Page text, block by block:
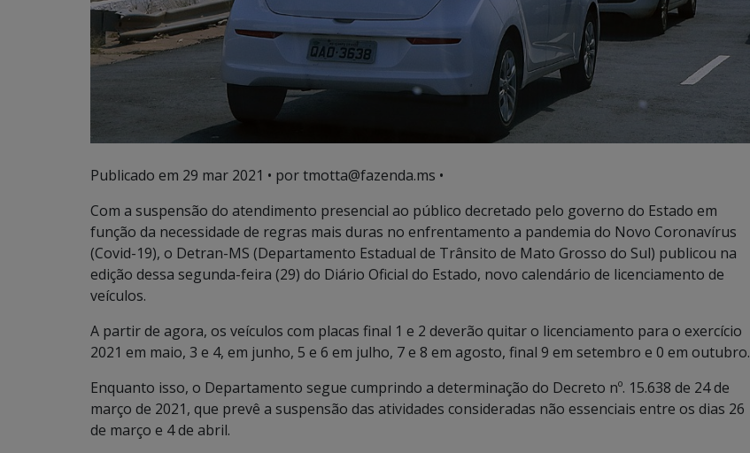
Publicado em 29 mar 2021 • por tmotta@fazenda.ms •
Com a suspensão do atendimento presencial ao público decretado pelo governo do Estado em
função da necessidade de regras mais duras no enfrentamento a pandemia do Novo Coronavírus
(Covid-19), o Detran-MS (Departamento Estadual de Trânsito de Mato Grosso do Sul) publicou na
edição dessa segunda-feira (29) do Diário Oficial do Estado, novo calendário de licenciamento de
veículos.
A partir de agora, os veículos com placas final 1 e 2 deverão quitar o licenciamento para o exercício
2021 em maio, 3 e 4, em junho, 5 e 6 em julho, 7 e 8 em agosto, final 9 em setembro e 0 em outubro.
Enquanto isso, o Departamento segue cumprindo a determinação do Decreto nº. 15.638 de 24 de
março de 2021, que prevê a suspensão das atividades consideradas não essenciais entre os dias 26
de março e 4 de abril.